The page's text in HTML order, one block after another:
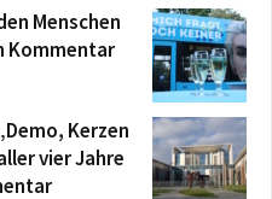
Menschen
Kommentar
Kerzen
vier Jahre